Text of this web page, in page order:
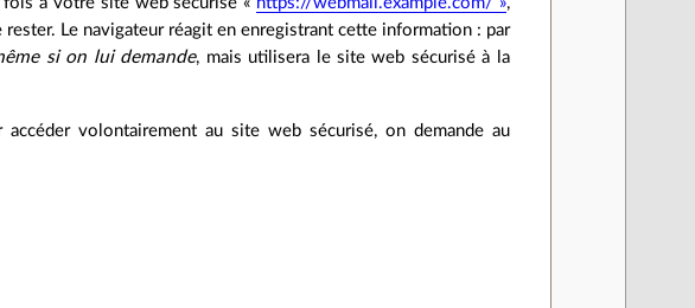
Le navigateur réagit en enregistrant cette information : par
si on lui demande, mais utilisera le site web sécurisé à la
volontairement au site web sécurisé, on demande au